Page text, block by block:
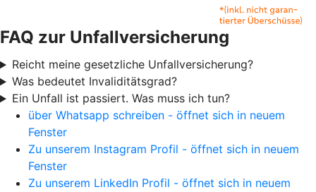
FAQ zur Unfallversicherung
Reicht meine gesetzliche Unfallversicherung?
Was bedeutet Invaliditätsgrad?
Ein Unfall ist passiert. Was muss ich tun?
über Whatsapp schreiben - öffnet sich in neuem
Fenster
Zu unserem Instagram Profil - öffnet sich in neuem
Fenster
Zu unserem LinkedIn Profil - öffnet sich in neuem